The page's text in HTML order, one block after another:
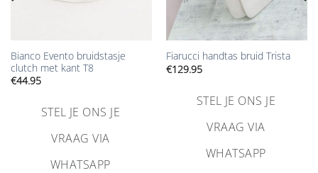
Bianco Evento bruidstasje
clutch met kant T8
€44.95
STEL JE ONS JE
VRAAG VIA
WHATSAPP
Fiarucci handtas bruid Trista
€129.95
STEL JE ONS JE
VRAAG VIA
WHATSAPP